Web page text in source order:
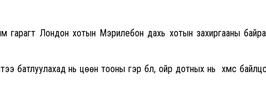
гарагт Лондон хотын Мэрилебон дахь хотын захиргааны
батлуулахад нь цөөн тооны гэр бүл, ойр дотных нь хүмүүс